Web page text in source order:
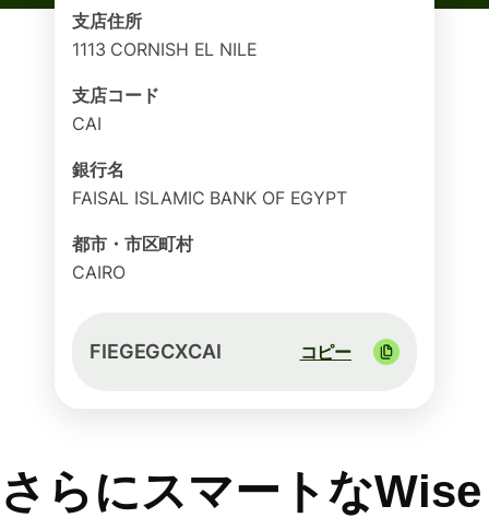
支店住所
1113 CORNISH EL NILE
支店コード
CAI
銀行名
FAISAL ISLAMIC BANK OF EGYPT
都市・市区町村
CAIRO
FIEGEGCXCAI コピー
さらにスマートなWise